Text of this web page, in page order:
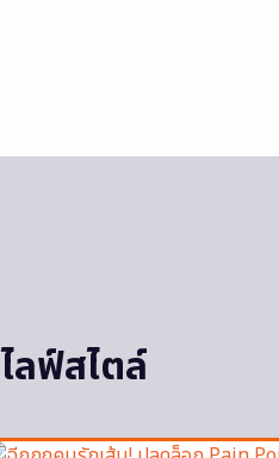
ไลฟ์สไตล์